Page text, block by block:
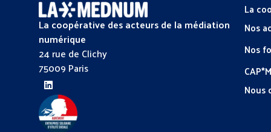
La coopérative des acteurs de la médiation
numérique
24 rue de Clichy
75009 Paris
La
Nos
Nos
Nous